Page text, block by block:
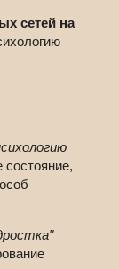
сетей на